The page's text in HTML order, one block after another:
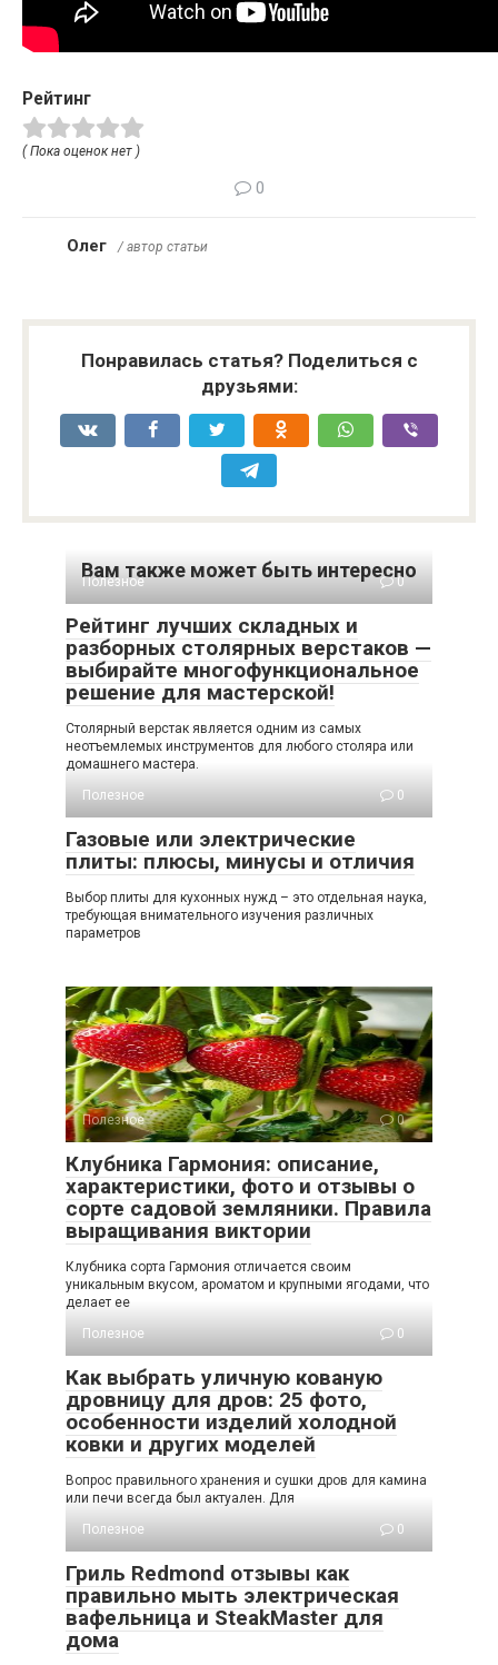
Рейтинг
( Пока оценок нет )
0
Олег / автор статьи
Понравилась статья? Поделиться с
друзьями:
Вам также может быть интересно
Полезное 0
Рейтинг лучших складных и
разборных столярных верстаков —
выбирайте многофункциональное
решение для мастерской!
Столярный верстак является одним из самых
неотъемлемых инструментов для любого столяра или
домашнего мастера.
Полезное
0
Газовые или электрические
плиты: плюсы, минусы и отличия
Выбор плиты для кухонных нужд – это отдельная наука,
требующая внимательного изучения различных
параметров
Полезное 0
Клубника Гармония: описание,
характеристики, фото и отзывы о
сорте садовой земляники. Правила
выращивания виктории
Клубника сорта Гармония отличается своим
уникальным вкусом, ароматом и крупными ягодами, что
делает ее
Полезное
0
Как выбрать уличную кованую
дровницу для дров: 25 фото,
особенности изделий холодной
ковки и других моделей
Вопрос правильного хранения и сушки дров для камина
или печи всегда был актуален. Для
Полезное
0
Гриль Redmond отзывы как
правильно мыть электрическая
вафельница и SteakMaster для
дома